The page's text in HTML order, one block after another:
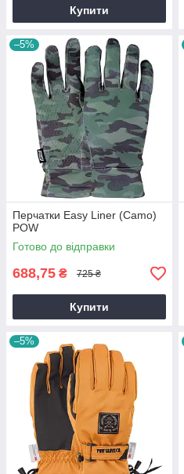
Купити
–5%
Перчатки Easy Liner (Camo)
POW
Готово до відправки
688,75 ₴ 725 ₴
Купити
–5%